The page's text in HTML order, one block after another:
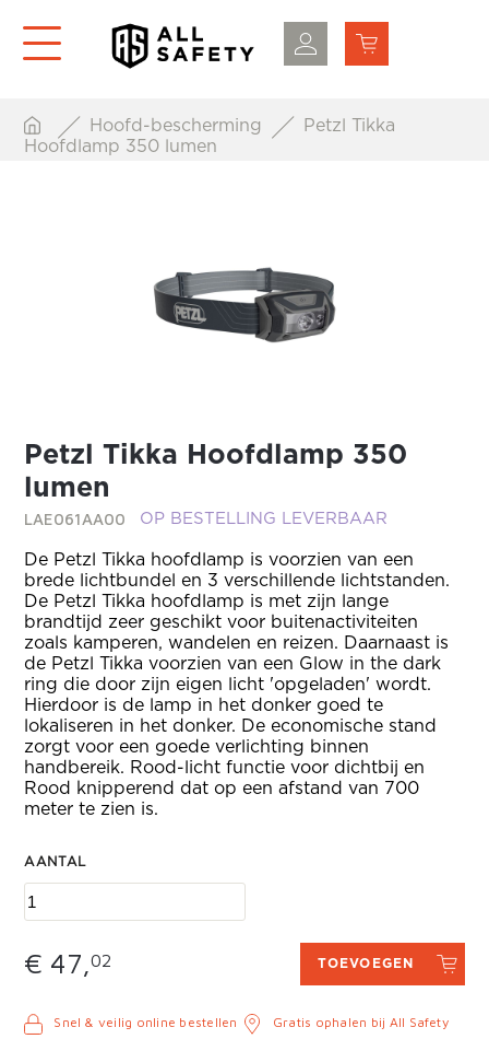
Hoofd-bescherming
Petzl Tikka
Hoofdlamp 350 lumen
Petzl Tikka Hoofdlamp 350
lumen
LAE061AA00 OP BESTELLING LEVERBAAR
De Petzl Tikka hoofdlamp is voorzien van een
brede lichtbundel en 3 verschillende lichtstanden.
De Petzl Tikka hoofdlamp is met zijn lange
brandtijd zeer geschikt voor buitenactiviteiten
zoals kamperen, wandelen en reizen. Daarnaast is
de Petzl Tikka voorzien van een Glow in the dark
ring die door zijn eigen licht 'opgeladen' wordt.
Hierdoor is de lamp in het donker goed te
lokaliseren in het donker. De economische stand
zorgt voor een goede verlichting binnen
handbereik. Rood-licht functie voor dichtbij en
Rood knipperend dat op een afstand van 700
meter te zien is.
AANTAL
€ 47,02 TOEVOEGEN
Snel & veilig online bestellen
Gratis ophalen bij All Safety